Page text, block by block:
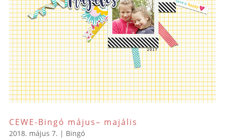
CEWE-Bingó május– majális
2018. május 7. | Bingó